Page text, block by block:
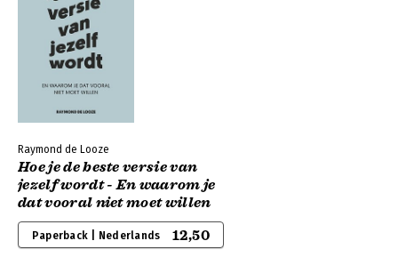
Raymond de Looze
Hoe je de beste versie van
jezelf wordt - En waarom je
dat vooral niet moet willen
Paperback | Nederlands 12,50